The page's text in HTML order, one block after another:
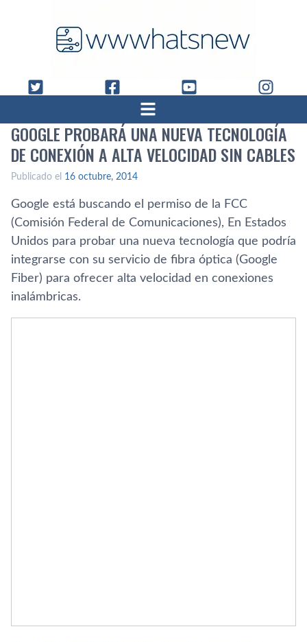
GOOGLE PROBARÁ UNA NUEVA TECNOLOGÍ­A
DE CONEXIÓN A ALTA VELOCIDAD SIN CABLES
Publicado el 16 octubre, 2014
Google está buscando el permiso de la FCC
(Comisión Federal de Comunicaciones), En Estados
Unidos para probar una nueva tecnologí­a que podrí­a
integrarse con su servicio de fibra óptica (Google
Fiber) para ofrecer alta velocidad en conexiones
inalámbricas.